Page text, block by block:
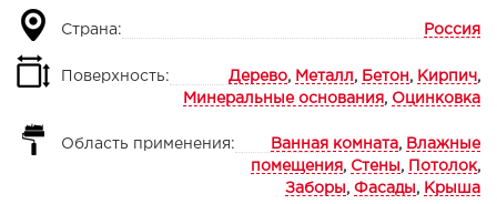
Страна: Россия
Поверхность: Дерево, Металл , Бетон , Кирпич ,
Минеральные основания , Оцинковка
Область применения: Ванная комната, Влажные
помещения , Стены , Потолок,
Заборы , Фасады , Крыша